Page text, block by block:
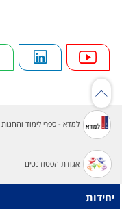
למדא - ספרי לימוד והחנות
אגודת הסטודנטים
יחידות